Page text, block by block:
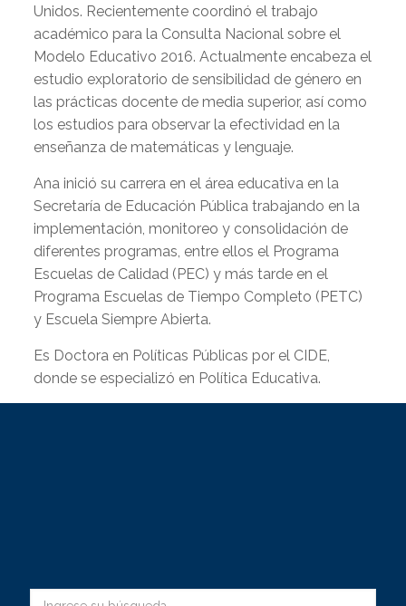
Unidos. Recientemente coordinó el trabajo
académico para la Consulta Nacional sobre el
Modelo Educativo 2016. Actualmente encabeza el
estudio exploratorio de sensibilidad de género en
las prácticas docente de media superior, así como
los estudios para observar la efectividad en la
enseñanza de matemáticas y lenguaje.
Ana inició su carrera en el área educativa en la
Secretaría de Educación Pública trabajando en la
implementación, monitoreo y consolidación de
diferentes programas, entre ellos el Programa
Escuelas de Calidad (PEC) y más tarde en el
Programa Escuelas de Tiempo Completo (PETC)
y Escuela Siempre Abierta.
Es Doctora en Políticas Públicas por el CIDE,
donde se especializó en Política Educativa.